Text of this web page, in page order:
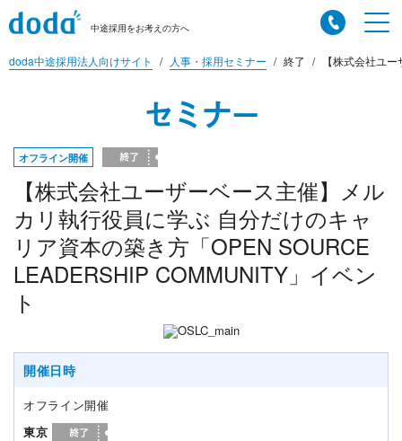
中途採用をお考えの方へ
doda中途採用法人向けサイト 人事・採用セミナー 終了 【株式会社ユ
セミナー
オフライン開催
【株式会社ユーザーベース主催】メル
カリ執行役員に学ぶ 自分だけのキャ
リア資本の築き方「OPEN SOURCE
LEADERSHIP COMMUNITY」イベン
ト
開催日時
オフライン開催
東京